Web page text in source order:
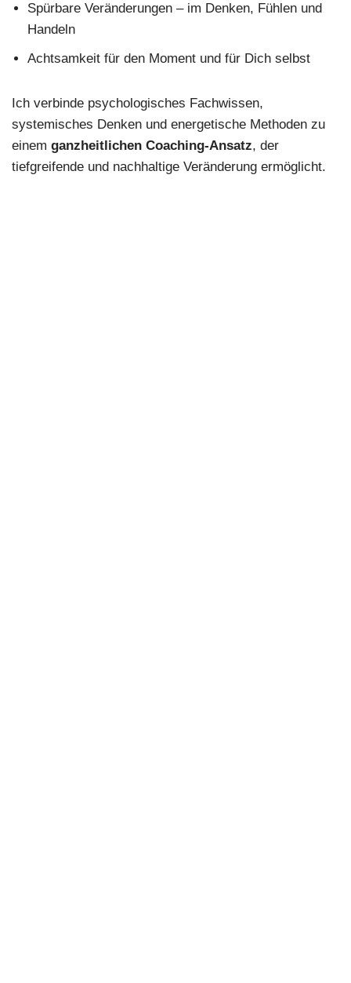
Spürbare Veränderungen – im Denken, Fühlen und
Handeln
Achtsamkeit für den Moment und für Dich selbst
Ich verbinde psychologisches Fachwissen,
systemisches Denken und energetische Methoden zu
einem ganzheitlichen Coaching-Ansatz, der
tiefgreifende und nachhaltige Veränderung ermöglicht.